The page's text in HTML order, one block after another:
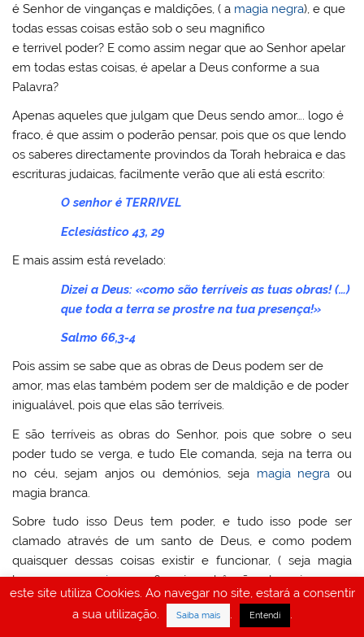
é Senhor de vinganças e maldições, ( a magia negra), e que
todas essas coisas estão sob o seu magnifico
e terrivel poder? E como assim negar que ao Senhor apelar
em todas estas coisas, é apelar a Deus conforme a sua
Palavra?
Apenas aqueles que julgam que Deus sendo amor…. logo é
fraco, é que assim o poderão pensar, pois que os que lendo
os saberes directamente provindos da Torah hebraica e das
escrituras judaicas, facilmente verão que ali está escrito:
O senhor é TERRIVEL
Eclesiástico 43, 29
E mais assim está revelado:
Dizei a Deus: «como são terríveis as tuas obras! (…)
que toda a terra se prostre na tua presença!»
Salmo 66,3-4
Pois assim se sabe que as obras de Deus podem ser de
amor, mas elas também podem ser de maldição e de poder
inigualável, pois que elas são terríveis.
E são terríveis as obras do Senhor, pois que sobre o seu
poder tudo se verga, e tudo Ele comanda, seja na terra ou
no céu, sejam anjos ou demónios, seja magia negra ou
magia branca.
Sobre tudo isso Deus tem poder, e tudo isso pode ser
clamado através de um santo de Deus, e como podem
quaisquer dessas coisas existir e funcionar, ( seja magia
branca oumagia negra?, seja a bênção de anjos ou a
maldição de demónios?), sem a anuência e o poder de
este site utiliza Cookies. Ao navegar no site, estará a consentir
a sua utilização.
Saiba mais . Entendi .